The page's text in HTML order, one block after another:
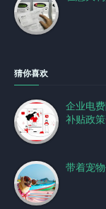
猜你喜欢
企业电
补贴政策
带着宠